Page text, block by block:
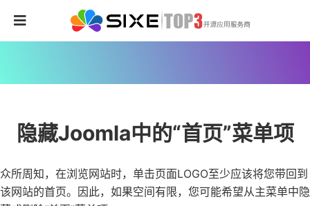
隐藏Joomla中的“首页”菜单项
众所周知，在浏览网站时，单击页面LOGO至少应该将您带回到
该网站的首页。因此，如果空间有限，您可能希望从主菜单中隐